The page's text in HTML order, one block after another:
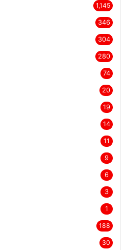
1,145
346
304
280
74
20
19
14
11
9
6
3
1
188
30